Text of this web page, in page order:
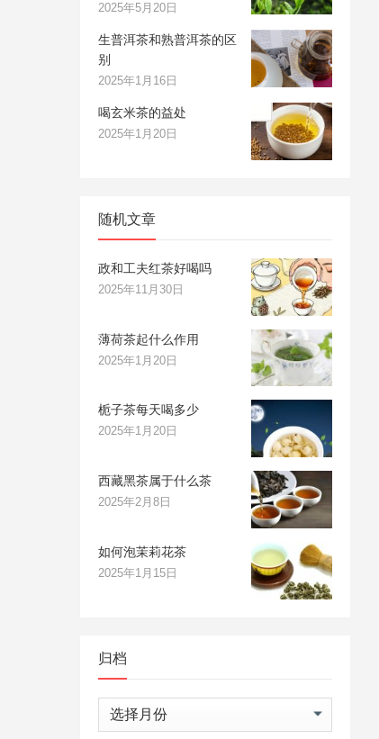
2025年5月20日
生普洱茶和熟普洱茶的区
别
2025年1月16日
喝玄米茶的益处
2025年1月20日
随机文章
政和工夫红茶好喝吗
2025年11月30日
薄荷茶起什么作用
2025年1月20日
栀子茶每天喝多少
2025年1月20日
西藏黑茶属于什么茶
2025年2月8日
如何泡茉莉花茶
2025年1月15日
归档
归
档